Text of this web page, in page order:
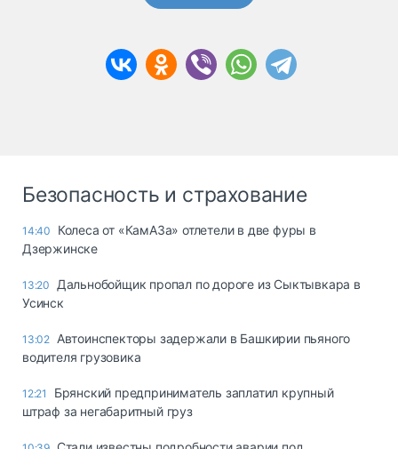
Безопасность и страхование
14:40
Колеса от «КамАЗа» отлетели в две фуры в
Дзержинске
13:20
Дальнобойщик пропал по дороге из Сыктывкара в
Усинск
13:02 Автоинспекторы задержали в Башкирии пьяного
водителя грузовика
12:21
Брянский предприниматель заплатил крупный
штраф за негабаритный груз